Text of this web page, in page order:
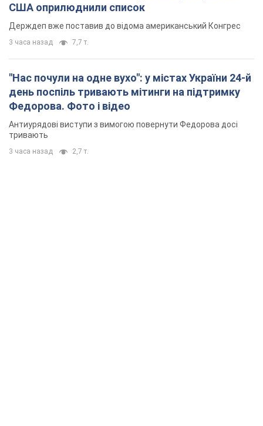
США оприлюднили список
Держдеп вже поставив до відома американський Конгрес
3 часа назад 7,7 т.
"Нас почули на одне вухо": у містах України 24-й
день поспіль тривають мітинги на підтримку
Федорова. Фото і відео
Антиурядові виступи з вимогою повернути Федорова досі
тривають
3 часа назад 2,7 т.